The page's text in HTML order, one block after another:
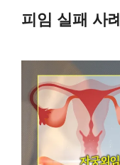
피임 실패 사례